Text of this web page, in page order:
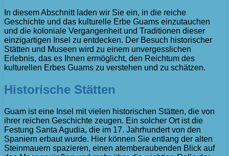
In diesem Abschnitt laden wir Sie ein, in die reiche
Geschichte und das kulturelle Erbe Guams einzutauchen
und die koloniale Vergangenheit und Traditionen dieser
einzigartigen Insel zu entdecken. Der Besuch historischer
Stätten und Museen wird zu einem unvergesslichen
Erlebnis, das es Ihnen ermöglicht, den Reichtum des
kulturellen Erbes Guams zu verstehen und zu schätzen.
Historische Stätten
Guam ist eine Insel mit vielen historischen Stätten, die von
ihrer reichen Geschichte zeugen. Ein solcher Ort ist die
Festung Santa Agudia, die im 17. Jahrhundert von den
Spaniern erbaut wurde. Hier können Sie entlang der alten
Steinmauern spazieren, einen atemberaubenden Blick auf